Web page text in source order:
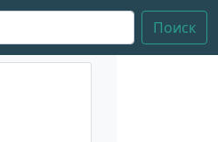
Поиск